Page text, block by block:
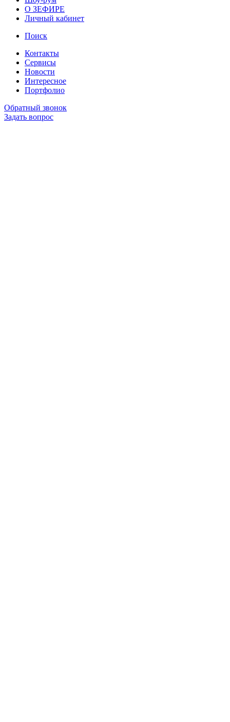
О ЗЕФИРЕ
Личный кабинет
Поиск
Контакты
Сервисы
Новости
Интересное
Портфолио
Обратный звонок
Задать вопрос